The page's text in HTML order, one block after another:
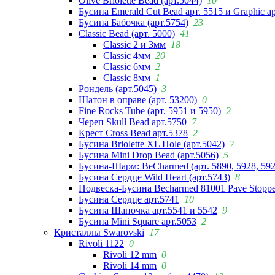
Бусина Emerald Cut Bead арт. 5515 и Graphic
Бусина Бабочка (арт.5754) 23
Classic Bead (арт. 5000) 41
Classic 2 и 3мм 18
Classic 4мм 20
Classic 6мм 2
Classic 8мм 1
Рондель (арт.5045) 3
Шатон в оправе (арт. 53200) 0
Fine Rocks Tube (арт. 5951 и 5950) 2
Череп Skull Bead арт.5750 7
Крест Cross Bead арт.5378 2
Бусина Briolette XL Hole (арт.5042) 7
Бусина Mini Drop Bead (арт.5056) 5
Бусина-Шарм: BeCharmed (арт. 5890, 5928,
Бусина Сердце Wild Heart (арт.5743) 8
Подвеска-Бусина Becharmed 81001 Pave
Бусина Сердце арт.5741
10
Бусина Шапочка арт.5541 и 5542 9
Бусина Mini Square арт.5053 2
Кристаллы Swarovski
17
Rivoli 1122 0
Rivoli 12 mm 0
Rivoli 14 mm 0